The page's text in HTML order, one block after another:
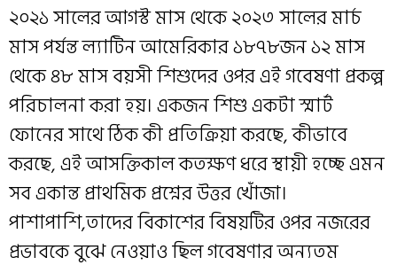
২০২১ সালের আগস্ট মাস থেকে ২০২৩ সালের মার্চ
মাস পর্যন্ত ল্যাটিন আমেরিকার ১৮৭৮জন ১২ মাস
থেকে ৪৮ মাস বয়সী শিশুদের ওপর এই গবেষণা প্রকল্প
পরিচালনা করা হয়। একজন শিশু একটা স্মার্ট
ফোনের সাথে ঠিক কী প্রতিক্রিয়া করছে, কীভাবে
করছে, এই আসক্তিকাল কতক্ষণ ধরে স্থায়ী হচ্ছে এমন
সব একান্ত প্রাথমিক প্রশ্নের উত্তর খোঁজা।
পাশাপাশি,তাদের বিকাশের বিষয়টির ওপর নজরের
প্রভাবকে বুঝে নেওয়াও ছিল গবেষণার অন্যতম